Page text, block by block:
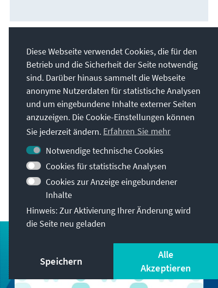
Themen
EUROPA UND INTERNATIONALES
ENTWICKLUNGSPOLITIK
Diese Webseite verwendet Cookies, die für den
Betrieb und die Sicherheit der Seite notwendig
sind. Darüber hinaus sammelt die Webseite
anonyme Nutzerdaten für statistische Analysen
und um eingebundene Inhalte externer Seiten
anzuzeigen. Die Cookie-Einstellungen können
Sie jederzeit ändern. Erfahren Sie mehr
Notwendige technische Cookies
Cookies für statistische Analysen
Cookies zur Anzeige eingebundener
Inhalte
Hinweis: Zur Aktivierung Ihrer Änderung wird
die Seite neu geladen
Speichern
Alle
Akzeptieren